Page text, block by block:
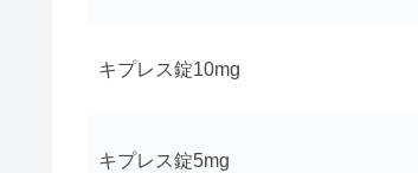
キプレス錠10mg
キプレス錠5mg